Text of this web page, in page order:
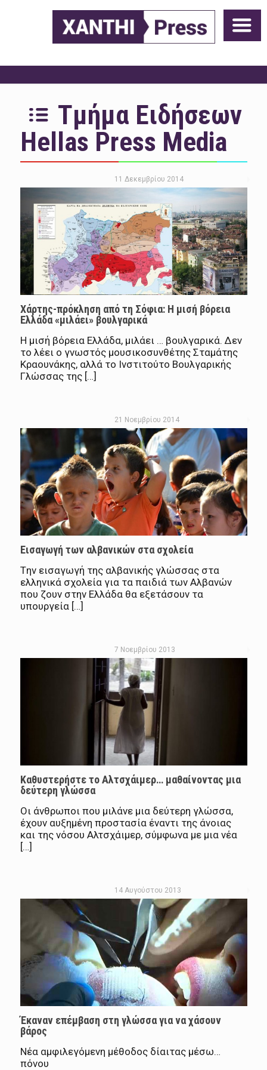
Τμήμα Ειδήσεων
Hellas Press Media
11 Δεκεμβρίου 2014
Χάρτης-πρόκληση από τη Σόφια: Η μισή βόρεια
Ελλάδα «μιλάει» βουλγαρικά
Η μισή βόρεια Ελλάδα, μιλάει … βουλγαρικά. Δεν
το λέει ο γνωστός μουσικοσυνθέτης Σταμάτης
Κραουνάκης, αλλά το Ινστιτούτο Βουλγαρικής
Γλώσσας της […]
21 Νοεμβρίου 2014
Εισαγωγή των αλβανικών στα σχολεία
Tην εισαγωγή της αλβανικής γλώσσας στα
ελληνικά σχολεία για τα παιδιά των Αλβανών
που ζουν στην Ελλάδα θα εξετάσουν τα
υπουργεία […]
7 Νοεμβρίου 2013
Καθυστερήστε το Αλτσχάιμερ… μαθαίνοντας μια
δεύτερη γλώσσα
Οι άνθρωποι που μιλάνε μια δεύτερη γλώσσα,
έχουν αυξημένη προστασία έναντι της άνοιας
και της νόσου Αλτσχάιμερ, σύμφωνα με μια νέα
[…]
14 Αυγούστου 2013
Έκαναν επέμβαση στη γλώσσα για να χάσουν
βάρος
Νέα αμφιλεγόμενη μέθοδος δίαιτας μέσω…
πόνου